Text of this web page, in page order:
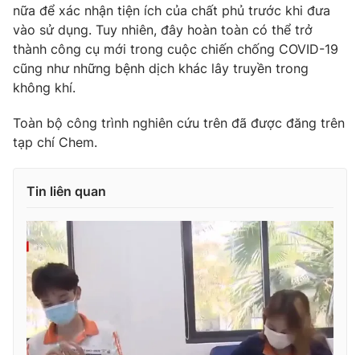
THỜI BÁO VTV
Theo dõi báo trên
Cơ quan chủ quản:
Cơ quan báo chí:Thời báo VTV
Giấy phép hoạt động báo in và báo điện tử số 483/GP-BTTTT
cấp ngày 29/12/2023
Tổng Biên tập:
Phó Tổng Biên tập:
Nguyễn Thị Mỹ Hạnh, Phạm Quốc Thắng,
Nguyễn Trọng Ninh
Tổng đài VTV:024.38 355 931 - 024.38 355 932
nữa để xác nhận tiện ích của chất phủ trước khi đưa
vào sử dụng. Tuy nhiên, đây hoàn toàn có thể trở
thành công cụ mới trong cuộc chiến chống COVID-19
cũng như những bệnh dịch khác lây truyền trong
không khí.
Toàn bộ công trình nghiên cứu trên đã được đăng trên
tạp chí Chem.
Tin liên quan